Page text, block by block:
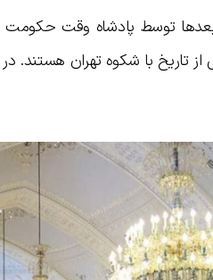
توسط پادشاه وقت حکومت
با شکوه تهران هستند. در